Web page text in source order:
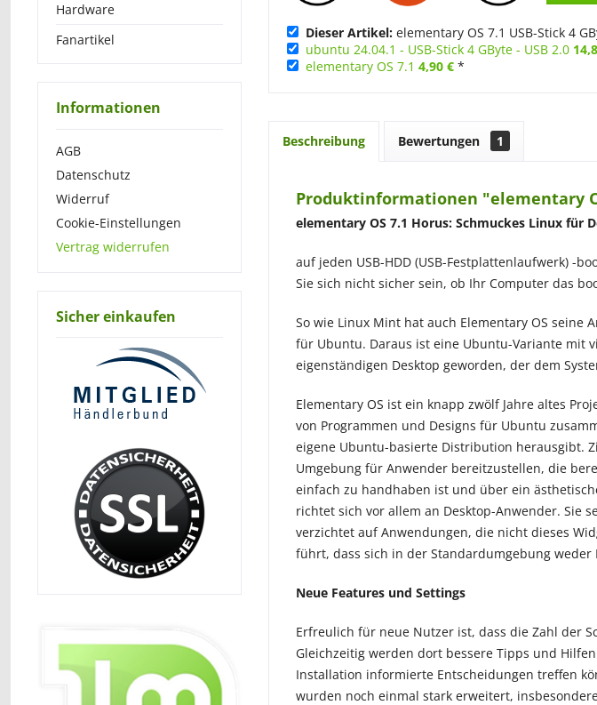
Hardware
Fanartikel
Informationen
AGB
Datenschutz
Widerruf
Cookie-Einstellungen
Vertrag widerrufen
Sicher einkaufen
Dieser Artikel: elementary OS 7.1 USB-Stick 4
ubuntu 24.04.1 - USB-Stick 4 GByte - USB 2.0
elementary OS 7.1 4,90 € *
Beschreibung Bewertungen 1
Produktinformationen "elementary
elementary OS 7.1 Horus: Schmuckes Linux für
auf jeden USB-HDD (USB-Festplattenlaufwerk) -
Sie sich nicht sicher sein, ob Ihr Computer das
So wie Linux Mint hat auch Elementary OS seine
für Ubuntu. Daraus ist eine Ubuntu-Variante mit
eigenständigen Desktop geworden, der dem
Elementary OS ist ein knapp zwölf Jahre altes
von Programmen und Designs für Ubuntu
eigene Ubuntu-basierte Distribution herausgibt.
Umgebung für Anwender bereitzustellen, die
einfach zu handhaben ist und über ein
richtet sich vor allem an Desktop-Anwender. Sie
verzichtet auf Anwendungen, die nicht dieses
führt, dass sich in der Standardumgebung weder
Neue Features und Settings
Erfreulich für neue Nutzer ist, dass die Zahl der
Gleichzeitig werden dort bessere Tipps und
Installation informierte Entscheidungen treffen
wurden noch einmal stark erweitert,